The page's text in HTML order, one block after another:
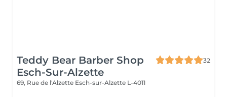
Teddy Bear Barber Shop
Esch-Sur-Alzette
32
69, Rue de l'Alzette Esch-sur-Alzette L-4011